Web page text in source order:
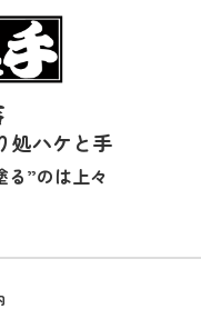
処ハケと手
る”のは上々